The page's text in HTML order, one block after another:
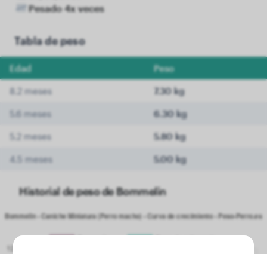
Pesado 4x veces
Tabla de peso
Edad Peso
8.2 meses 7.30 kg
5.6 meses 6.30 kg
5.2 meses 5.80 kg
4.5 meses 5.00 kg
Historial de peso de Bommelin